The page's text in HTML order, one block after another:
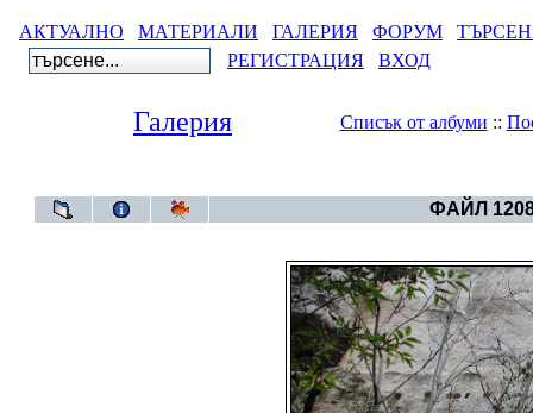
АКТУАЛНО МАТЕРИАЛИ ГАЛЕРИЯ ФОРУМ
РЕГИСТРАЦИЯ
ВХОД
Галерия Списък от албуми ::
ФАЙЛ